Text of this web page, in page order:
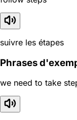
suivre les étapes
Phrases
we need to take